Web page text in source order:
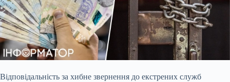
Відповідальність за хибне звернення до екстрених служб